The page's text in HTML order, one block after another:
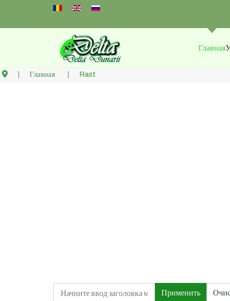
Select your language
Главная
Главная Rast
Применить